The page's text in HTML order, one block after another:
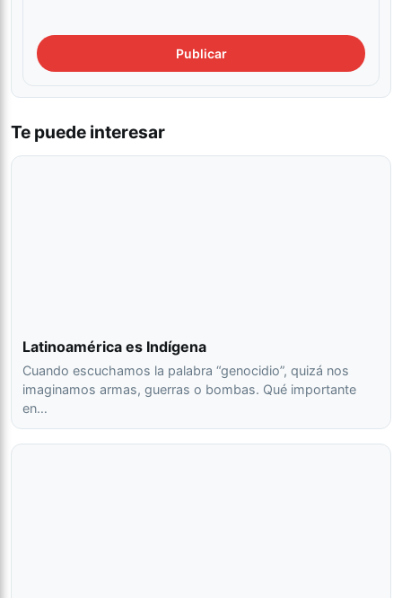
Te puede interesar
Latinoamérica es Indígena
Cuando escuchamos la palabra “genocidio”, quizá nos
imaginamos armas, guerras o bombas. Qué importante
en…